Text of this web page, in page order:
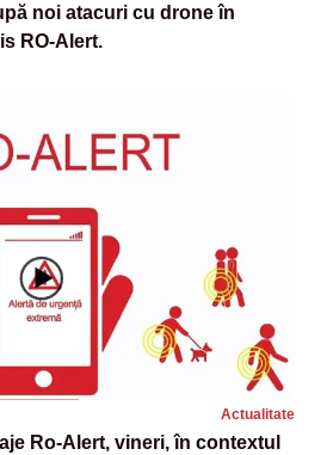
noi atacuri cu drone în
RO-Alert.
Actualitate
Ro-Alert, vineri, în contextul